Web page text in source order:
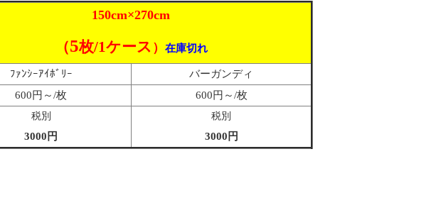
150cm×270cm
（5枚/1ケース ） 在庫切れ
ﾌｧﾝｼｰｱｲﾎﾞﾘｰ
バーガンディ
600円～/枚
600円～/枚
税別
3000円
税別
3000円